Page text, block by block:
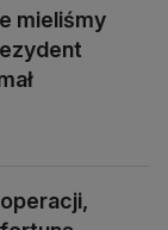
mieliśmy